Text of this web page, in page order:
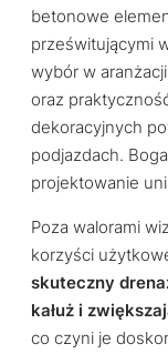
betonowe
prześwitującymi
wybór w
oraz
dekoracyjnych
podjazdach.
projektowanie
Poza walorami
korzyści
skuteczny
kałuż i
co czyni je